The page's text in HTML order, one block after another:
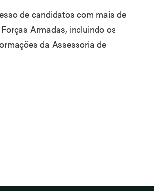
de candidatos com mais de
Armadas, incluindo os
da Assessoria de